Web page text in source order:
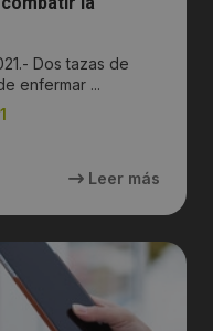
Dos tazas de
enfermar ...
Leer más